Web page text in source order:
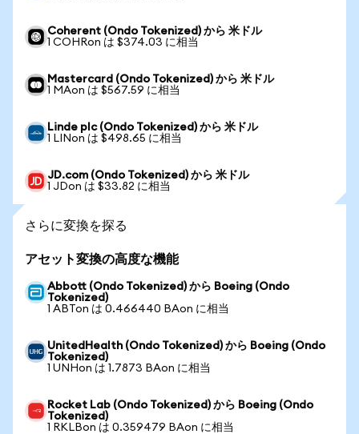
Coherent (Ondo Tokenized) から 米ドル
1 COHRon は $374.03 に相当
Mastercard (Ondo Tokenized) から 米ドル
1 MAon は $567.59 に相当
Linde plc (Ondo Tokenized) から 米ドル
1 LINon は $498.65 に相当
JD.com (Ondo Tokenized) から 米ドル
1 JDon は $33.82 に相当
さらに変換を探る
アセット変換の高度な機能
Abbott (Ondo Tokenized) から Boeing (Ondo
Tokenized)
1 ABTon は 0.466440 BAon に相当
UnitedHealth (Ondo Tokenized) から Boeing (Ondo
Tokenized)
1 UNHon は 1.7873 BAon に相当
Rocket Lab (Ondo Tokenized) から Boeing (Ondo
Tokenized)
1 RKLBon は 0.359479 BAon に相当